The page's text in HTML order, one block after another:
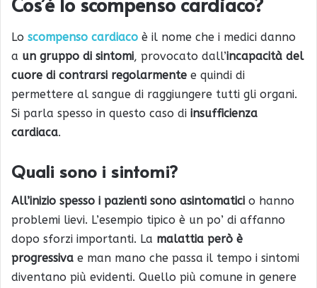
Lo scompenso cardiaco è il nome che i medici danno
a un gruppo di sintomi, provocato dall’incapacità del
cuore di contrarsi regolarmente e quindi di
permettere al sangue di raggiungere tutti gli organi.
Si parla spesso in questo caso di insufficienza
cardiaca.
Quali sono i sintomi?
All’inizio spesso i pazienti sono asintomatici o hanno
problemi lievi. L’esempio tipico è un po’ di affanno
dopo sforzi importanti. La malattia però è
progressiva e man mano che passa il tempo i sintomi
diventano più evidenti. Quello più comune in genere